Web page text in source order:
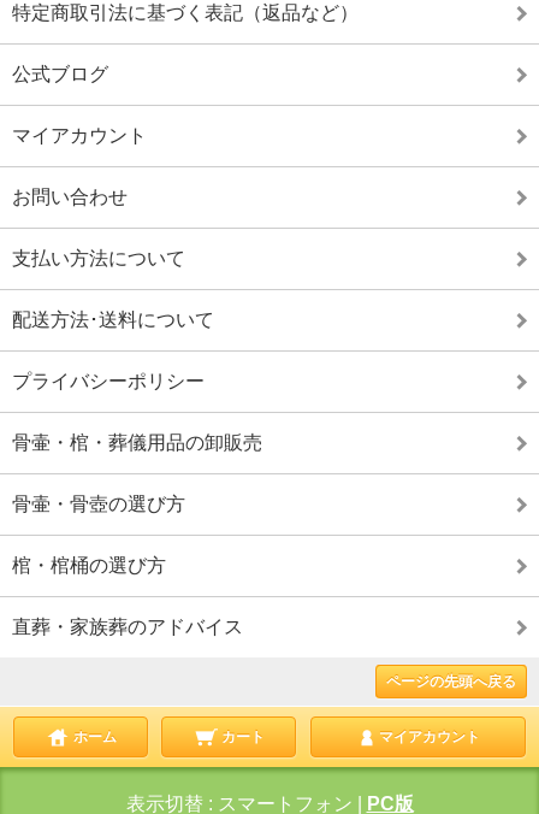
特定商取引法に基づく表記（返品など）
公式ブログ
マイアカウント
お問い合わせ
支払い方法について
配送方法･送料について
プライバシーポリシー
骨壷・棺・葬儀用品の卸販売
骨壷・骨壺の選び方
棺・棺桶の選び方
直葬・家族葬のアドバイス
ページの先頭へ戻る
ホーム カート マイアカウント
表示切替 : スマートフォン PC版